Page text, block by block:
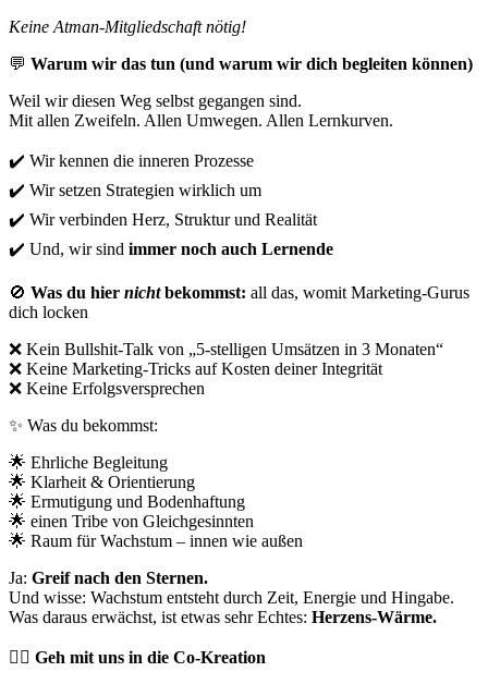
Keine Atman-Mitgliedschaft nötig!
💬 Warum wir das tun (und warum wir dich begleiten können)
Weil wir diesen Weg selbst gegangen sind.
Mit allen Zweifeln. Allen Umwegen. Allen Lernkurven.
✔️ Wir kennen die inneren Prozesse
✔️ Wir setzen Strategien wirklich um
✔️ Wir verbinden Herz, Struktur und Realität
✔️ Und, wir sind immer noch auch Lernende
🚫 Was du hier nichtbekommst: all das, womit Marketing-Gurus
dich locken
❌ Kein Bullshit-Talk von „5-stelligen Umsätzen in 3 Monaten“
❌ Keine Marketing-Tricks auf Kosten deiner Integrität
❌ Keine Erfolgsversprechen
✨ Was du bekommst:
🌟 Ehrliche Begleitung
🌟 Klarheit & Orientierung
🌟 Ermutigung und Bodenhaftung
🌟 einen Tribe von Gleichgesinnten
🌟 Raum für Wachstum – innen wie außen
Ja: Greif nach den Sternen.
Und wisse: Wachstum entsteht durch Zeit, Energie und Hingabe.
Was daraus erwächst, ist etwas sehr Echtes: Herzens-Wärme.
❤️‍🔥 Geh mit uns in die Co-Kreation